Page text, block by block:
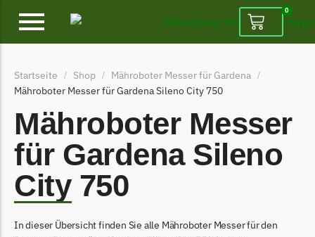
Alpina Messer
Ambrogio
Ambrogio Messer
Begrenzungsdraht
Belrobotics
Belrobotics Messer
0
Startseite / Shop / Mähroboter Messer für Gardena /
Mähroboter Messer für Gardena Sileno City 750
Mähroboter Messer
für Gardena Sileno
City 750
In dieser Übersicht finden Sie alle Mähroboter Messer für den